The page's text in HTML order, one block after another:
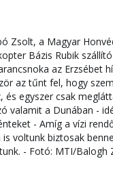
Zsolt, a Magyar
Bázis Rubik
az Erzsébet
az tűnt fel, hogy
és egyszer csak
valamit a Dunában -
- Amíg a vízi
is voltunk biztosak
- Fotó: MTI/Balogh